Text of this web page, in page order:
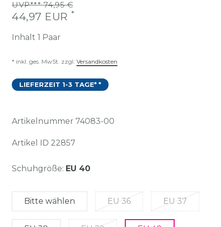
UVP*** 74,95 €
44,97 EUR *
Inhalt 1 Paar
* inkl. ges. MwSt. zzgl. Versandkosten
LIEFERZEIT 1-3 TAGE* *
Artikelnummer 74083-00
Artikel ID 22857
Schuhgröße: EU 40
Bitte wählen EU 36 EU 37